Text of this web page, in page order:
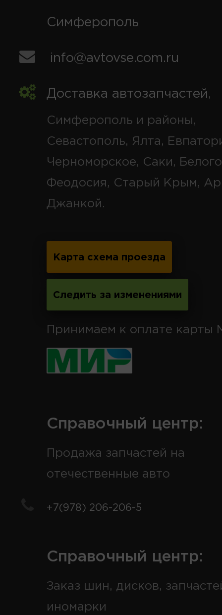
Симферополь
info@avtovse.com.ru
Доставка автозапчастей,
Симферополь и районы,
Севастополь, Ялта,
Черноморское, Саки,
Феодосия, Старый Крым,
Джанкой.
Карта схема проезда
Следить за изменениями
Принимаем к оплате карты
Справочный центр:
Продажа запчастей на
отечественные авто
+7(978) 206-206-5
Справочный центр:
Заказ шин, дисков,
иномарки